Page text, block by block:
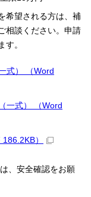
希望される方は、補
相談ください。申請
す。
式） （Word
一式） （Word
）
、安全確認をお願